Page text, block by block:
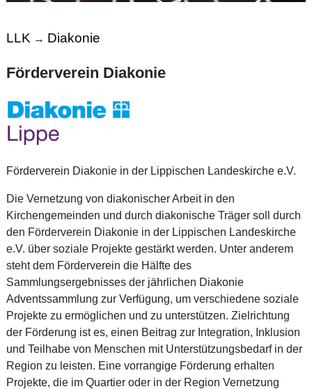
LLK → Diakonie
Förderverein Diakonie
Förderverein Diakonie in der Lippischen Landeskirche e.V.
Die Vernetzung von diakonischer Arbeit in den
Kirchengemeinden und durch diakonische Träger soll durch
den Förderverein Diakonie in der Lippischen Landeskirche
e.V. über soziale Projekte gestärkt werden. Unter anderem
steht dem Förderverein die Hälfte des
Sammlungsergebnisses der jährlichen Diakonie
Adventssammlung zur Verfügung, um verschiedene soziale
Projekte zu ermöglichen und zu unterstützen. Zielrichtung
der Förderung ist es, einen Beitrag zur Integration, Inklusion
und Teilhabe von Menschen mit Unterstützungsbedarf in der
Region zu leisten. Eine vorrangige Förderung erhalten
Projekte, die im Quartier oder in der Region Vernetzung